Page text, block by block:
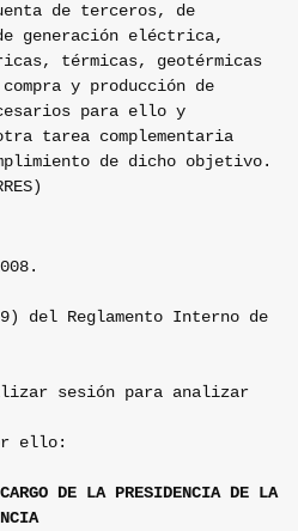
de terceros, de
generación eléctrica,
térmicas, geotérmicas
y producción de
para ello y
tarea complementaria
de dicho objetivo.
del Reglamento Interno de
sesión para analizar
ello:
DE LA PRESIDENCIA DE LA